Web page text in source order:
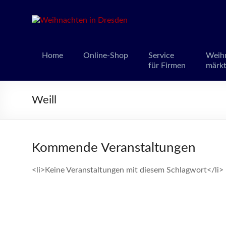
Home Online-Shop
Service
für Firmen
Weill
Kommende Veranstaltungen
<li>Keine Veranstaltungen mit diesem Schlagwort</li>